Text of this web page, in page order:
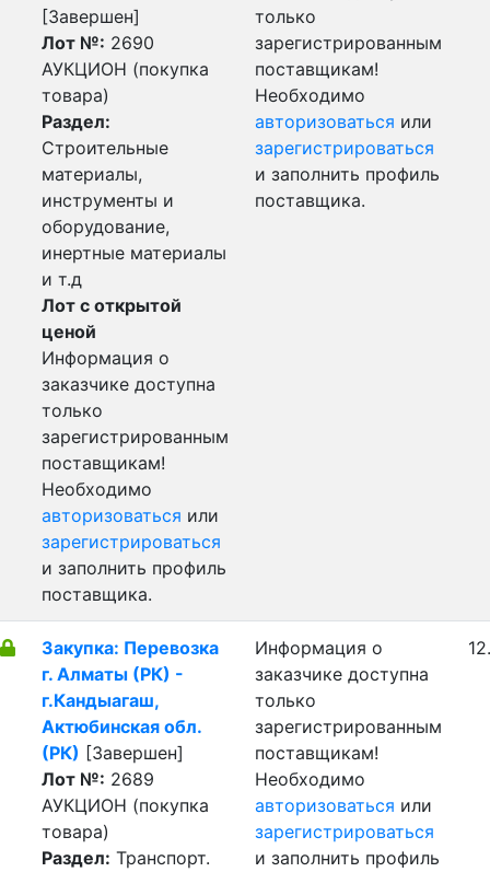
[Завершен]
Лот №: 2690
АУКЦИОН (покупка
товара)
Раздел:
Строительные
материалы,
инструменты и
оборудование,
инертные материалы
и т.д
Лот с открытой
ценой
Информация о
заказчике доступна
только
зарегистрированным
поставщикам!
Необходимо
авторизоваться или
зарегистрироваться
и заполнить профиль
поставщика.
только
зарегистрированным
поставщикам!
Необходимо
авторизоваться или
зарегистрироваться
и заполнить профиль
поставщика.
Закупка: Перевозка
г. Алматы (РК) -
г.Кандыагаш,
Актюбинская обл.
(РК) [Завершен]
Лот №: 2689
АУКЦИОН (покупка
товара)
Раздел: Транспорт.
Информация о
заказчике доступна
только
зарегистрированным
поставщикам!
Необходимо
авторизоваться или
зарегистрироваться
и заполнить профиль